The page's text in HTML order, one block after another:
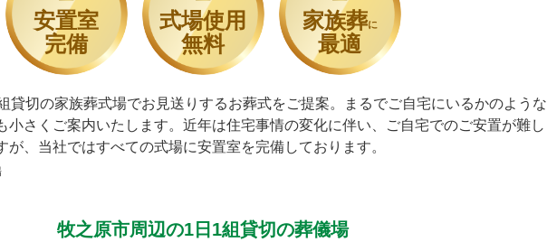
安置室
完備
式場使用
無料
家族葬に
最適
貸切の家族葬式場でお見送りするお葬式をご提案。まるでご自宅にいるかのような
小さくご案内いたします。近年は住宅事情の変化に伴い、ご自宅でのご安置が難し
が、当社ではすべての式場に安置室を完備しております。
牧之原市周辺の1日1組貸切の葬儀場